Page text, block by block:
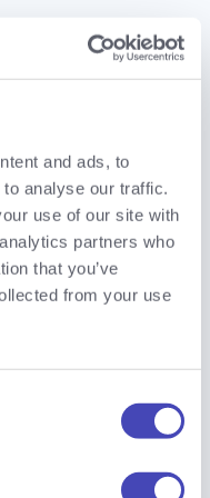
and ads, to
analyse our traffic.
use of our site with
partners who
that you’ve
from your use
und